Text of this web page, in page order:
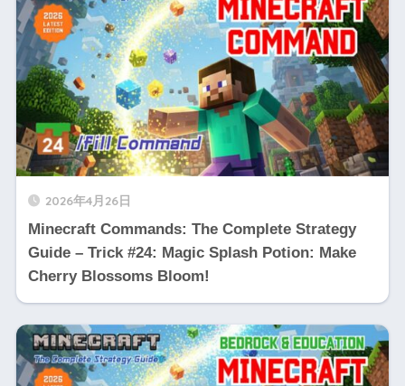
2026年4月26日
Minecraft Commands: The Complete Strategy
Guide – Trick #24: Magic Splash Potion: Make
Cherry Blossoms Bloom!